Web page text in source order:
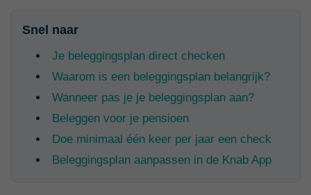
Snel naar
Je beleggingsplan direct checken
Waarom is een beleggingsplan belangrijk?
Wanneer pas je je beleggingsplan aan?
Beleggen voor je pensioen
Doe minimaal één keer per jaar een check
Beleggingsplan aanpassen in de Knab App